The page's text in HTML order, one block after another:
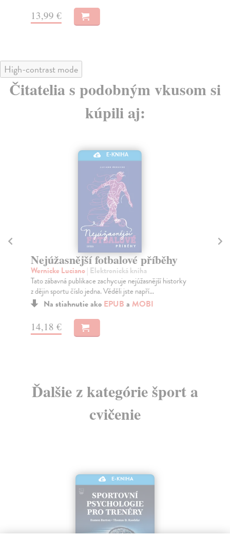
13,99 €
High-contrast mode
Čitatelia s podobným vkusom si
kúpili aj:
E-KNIHA
Nejúžasnější fotbalové příběhy
Wernicke Luciano| Elektronická kniha
Tato zábavná publikace zachycuje nejúžasnější historky
z dějin sportu číslo jedna. Věděli jste napří...
Na stiahnutie ako EPUB a MOBI
14,18 €
Ďalšie z kategórie šport a
cvičenie
E-KNIHA